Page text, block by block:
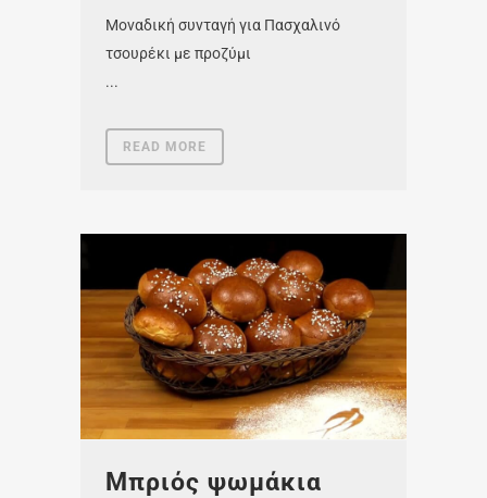
Μοναδική συνταγή για Πασχαλινό
τσουρέκι με προζύμι
...
READ MORE
Μπριός ψωμάκια